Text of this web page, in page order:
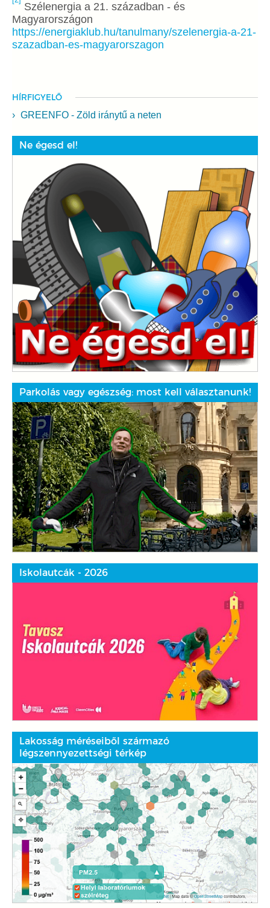
Szélenergia a 21. században - és
Magyarországon
https://energiaklub.hu/tanulmany/szelenergia-a-21-
szazadban-es-magyarorszagon
HÍRFIGYELŐ
GREENFO - Zöld iránytű a neten
Ne égesd el!
Parkolás vagy egészség: most kell választanunk!
Iskolautcák - 2026
Lakosság méréseiből származó
légszennyezettségi térkép